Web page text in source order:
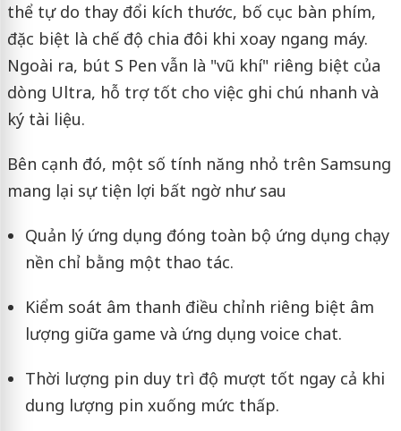
thể tự do thay đổi kích thước, bố cục bàn phím,
đặc biệt là chế độ chia đôi khi xoay ngang máy.
Ngoài ra, bút S Pen vẫn là "vũ khí" riêng biệt của
dòng Ultra, hỗ trợ tốt cho việc ghi chú nhanh và
ký tài liệu.
Bên cạnh đó, một số tính năng nhỏ trên Samsung
mang lại sự tiện lợi bất ngờ như sau
Quản lý ứng dụng đóng toàn bộ ứng dụng chạy
nền chỉ bằng một thao tác.
Kiểm soát âm thanh điều chỉnh riêng biệt âm
lượng giữa game và ứng dụng voice chat.
Thời lượng pin duy trì độ mượt tốt ngay cả khi
dung lượng pin xuống mức thấp.